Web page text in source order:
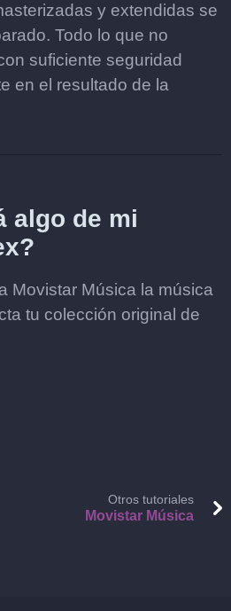
y extendidas se
Todo lo que no
suficiente seguridad
en el resultado de la
algo de mi
Movistar Música la música
tu colección original de
Otros tutoriales
Movistar Música